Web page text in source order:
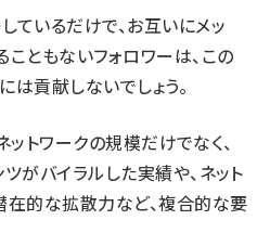
ているだけで、お互いにメッ
こともないフォロワーは、この
は貢献しないでしょう。
トワークの規模だけでなく、
がバイラルした実績や、ネット
在的な拡散力など、複合的な要